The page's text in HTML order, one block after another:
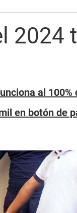
2024
al 100%
en botón de